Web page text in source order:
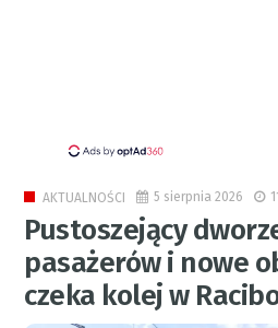
AKTUALNOŚCI 5 sierpnia 2026
Pustoszejący
pasażerów i nowe
czeka kolej w